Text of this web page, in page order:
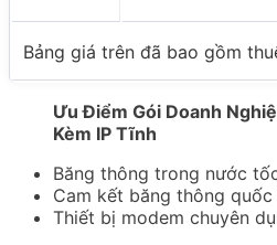
Bảng giá trên đã bao gồm
Ưu Điểm Gói Doanh
Kèm IP Tĩnh
Băng thông trong nước
Cam kết băng thông
Thiết bị modem chuyên